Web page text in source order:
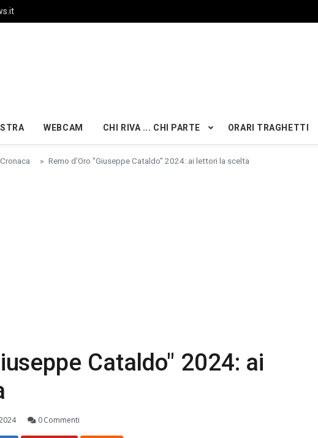
WEBCAM CHI RIVA ... CHI PARTE ORARI TRAGHETTI
Cronaca Remo d'Oro "Giuseppe Cataldo" 2024: ai lettori la scelta
Cataldo" 2024: ai
0 Commenti